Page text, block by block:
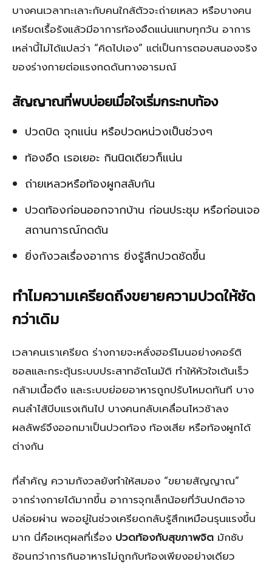
บางคนเวลาทะเลาะกับคนใกล้ตัวจะถ่ายเหลว หรือบางคน
เครียดเรื้อรังแล้วมีอาการท้องอืดแน่นแทบทุกวัน อาการ
เหล่านี้ไม่ได้แปลว่า “คิดไปเอง” แต่เป็นการตอบสนองจริง
ของร่างกายต่อแรงกดดันทางอารมณ์
สัญญาณที่พบบ่อยเมื่อใจเริ่มกระทบท้อง
ปวดบิด จุกแน่น หรือปวดหน่วงเป็นช่วงๆ
ท้องอืด เรอเยอะ กินนิดเดียวก็แน่น
ถ่ายเหลวหรือท้องผูกสลับกัน
ปวดท้องก่อนออกจากบ้าน ก่อนประชุม หรือก่อนเจอ
สถานการณ์กดดัน
ยิ่งกังวลเรื่องอาการ ยิ่งรู้สึกปวดชัดขึ้น
ทำไมความเครียดถึงขยายความปวดให้ชัด
กว่าเดิม
เวลาคนเราเครียด ร่างกายจะหลั่งฮอร์โมนอย่างคอร์ติ
ซอลและกระตุ้นระบบประสาทอัตโนมัติ ทำให้หัวใจเต้นเร็ว
กล้ามเนื้อตึง และระบบย่อยอาหารถูกปรับโหมดทันที บาง
คนลำไส้บีบแรงเกินไป บางคนกลับเคลื่อนไหวช้าลง
ผลลัพธ์จึงออกมาเป็นปวดท้อง ท้องเสีย หรือท้องผูกได้
ต่างกัน
ที่สำคัญ ความกังวลยังทำให้สมอง “ขยายสัญญาณ”
จากร่างกายได้มากขึ้น อาการจุกเล็กน้อยที่วันปกติอาจ
ปล่อยผ่าน พออยู่ในช่วงเครียดกลับรู้สึกเหมือนรุนแรงขึ้น
มาก นี่คือเหตุผลที่เรื่อง ปวดท้องกับสุขภาพจิต มักซับ
ซ้อนกว่าการกินอาหารไม่ถูกกับท้องเพียงอย่างเดียว